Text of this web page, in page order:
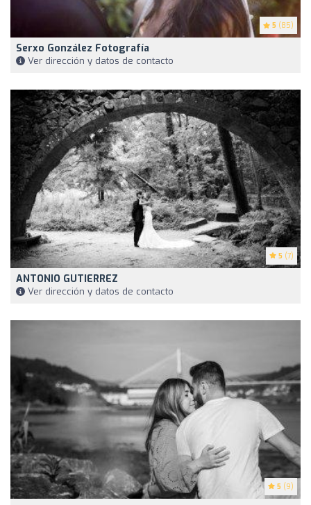
5 (85)
Serxo González Fotografía
Ver dirección y datos de contacto
5 (7)
ANTONIO GUTIERREZ
Ver dirección y datos de contacto
5 (9)